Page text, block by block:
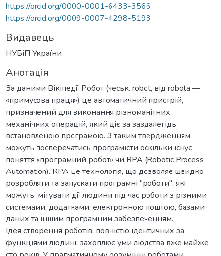
https://orcid.org/0000-0001-6433-3566
https://orcid.org/0009-0007-4298-5193
Видавець
НУБіП України
Анотація
За даними Вікіпедії Робот (чеськ. robot, від robota —
«примусова праця») це автоматичний пристрій,
призначений для виконання різноманітних
механічних операцій, який діє за заздалегідь
встановленою програмою. З таким твердженням
можуть посперечатись програмісти оскільки існує
поняття «програмний робот» чи RPA (Robotic Process
Automation). RPA це технологія, що дозволяє швидко
розробляти та запускати програмні "роботи", які
можуть імітувати дії людини під час роботи з різними
системами, додатками, електронною поштою, базами
даних та іншим програмним забезпеченням.
Ідея створення роботів, повністю ідентичних за
функціями людині, захоплює уми людства вже майже